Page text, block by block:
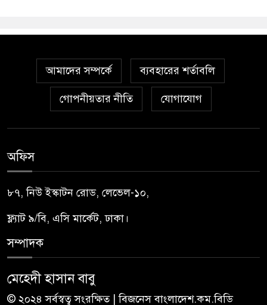
আমাদের সম্পর্কে ব্যবহারের শর্তাবলি
গোপনীয়তার নীতি যোগাযোগ
অফিস
৮৭, নিউ ইস্কাটন রোড, লেভেল-১০,
ফ্ল্যাট ৯/বি, এসি মার্কেট, ঢাকা।
সম্পাদক
মেহেদী হাসান বাবু
© ২০২৪ সর্বস্বত্ব সংরক্ষিত | বিজনেস বাংলাদেশ.কম.বিডি